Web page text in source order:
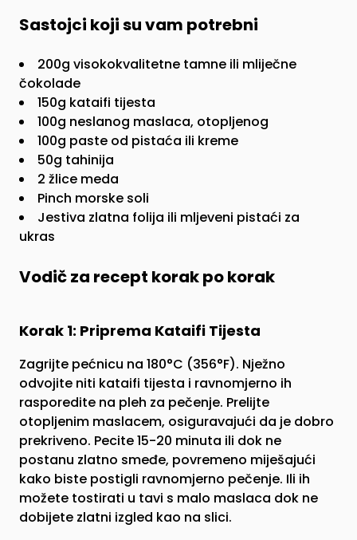
Sastojci koji su vam potrebni
200g visokokvalitetne tamne ili mliječne
čokolade
150g kataifi tijesta
100g neslanog maslaca, otopljenog
100g paste od pistaća ili kreme
50g tahinija
2 žlice meda
Pinch morske soli
Jestiva zlatna folija ili mljeveni pistaći za
ukras
Vodič za recept korak po korak
Korak 1: Priprema Kataifi Tijesta
Zagrijte pećnicu na 180°C (356°F). Nježno
odvojite niti kataifi tijesta i ravnomjerno ih
rasporedite na pleh za pečenje. Prelijte
otopljenim maslacem, osiguravajući da je dobro
prekriveno. Pecite 15-20 minuta ili dok ne
postanu zlatno smeđe, povremeno miješajući
kako biste postigli ravnomjerno pečenje. Ili ih
možete tostirati u tavi s malo maslaca dok ne
dobijete zlatni izgled kao na slici.